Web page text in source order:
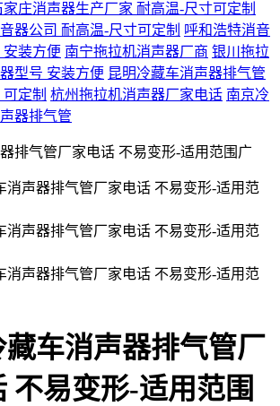
家庄消声器生产厂家 耐高温-尺寸可定制
器公司 耐高温-尺寸可定制 呼和浩特消音
安装方便 南宁拖拉机消声器厂商 银川拖拉
型号 安装方便 昆明冷藏车消声器排气管
定制 杭州拖拉机消声器厂家电话 南京冷
器排气管
藏车消声器排气管厂
不易变形-适用范围